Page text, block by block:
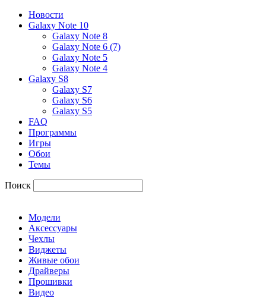
Новости
Galaxy Note 10
Galaxy Note 8
Galaxy Note 6 (7)
Galaxy Note 5
Galaxy Note 4
Galaxy S8
Galaxy S7
Galaxy S6
Galaxy S5
FAQ
Программы
Игры
Обои
Темы
Поиск
Модели
Аксессуары
Чехлы
Виджеты
Живые обои
Драйверы
Прошивки
Видео